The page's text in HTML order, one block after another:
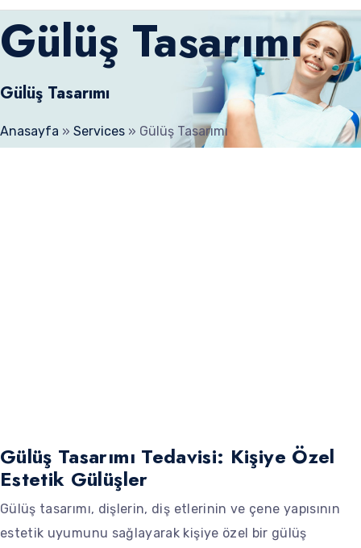
Gülüş Tasarımı
Gülüş Tasarımı
Anasayfa » Services » Gülüş Tasarımı
Gülüş Tasarımı Tedavisi: Kişiye Özel
Estetik Gülüşler
Gülüş tasarımı, dişlerin, diş etlerinin ve çene yapısının
estetik uyumunu sağlayarak kişiye özel bir gülüş